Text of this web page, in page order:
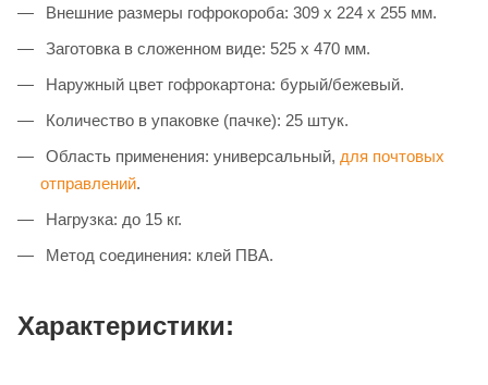
Внешние размеры гофрокороба: 309 х 224 х 255 мм.
Заготовка в сложенном виде: 525 х 470 мм.
Наружный цвет гофрокартона: бурый/бежевый.
Количество в упаковке (пачке): 25 штук.
Область применения: универсальный, для почтовых
отправлений.
Нагрузка: до 15 кг.
Метод соединения: клей ПВА.
Характеристики: